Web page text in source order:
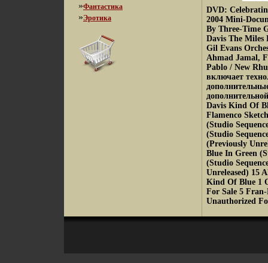
»Фантастика
»Эротика
DVD:
2004 Mini-
By Three-Time
Davis The
Gil Evans
Ahmad Jamal,
Pablo / New
включает
Davis Kind Of
Flamenco
(Studio
(Studio
(Previously
Blue In Green
(Studio
Unreleased) 15
Kind Of Blue 1
For Sale 5
Unauthorized